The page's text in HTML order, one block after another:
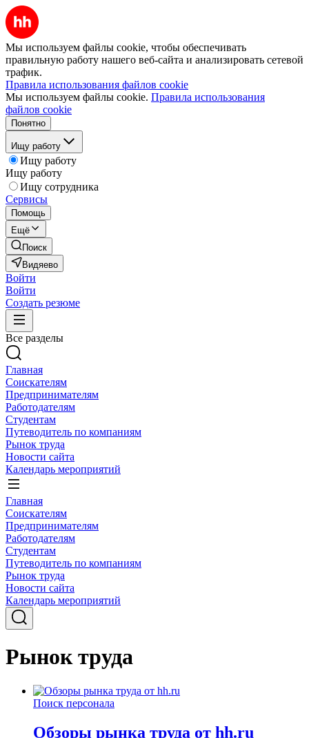
Мы используем файлы cookie, чтобы обеспечивать
правильную работу нашего веб-сайта и анализировать сетевой
трафик.
Правила использования файлов cookie
Мы используем файлы cookie. Правила использования
файлов cookie
Понятно
Ищу работу
Ищу работу
Ищу работу
Ищу сотрудника
Сервисы
Помощь
Ещё
Поиск
Видяево
Войти
Войти
Создать резюме
Все разделы
Главная
Соискателям
Предпринимателям
Работодателям
Студентам
Путеводитель по компаниям
Рынок труда
Новости сайта
Календарь мероприятий
Главная
Соискателям
Предпринимателям
Работодателям
Студентам
Путеводитель по компаниям
Рынок труда
Новости сайта
Календарь мероприятий
Рынок труда
Поиск персонала
Обзоры рынка труда от hh.ru